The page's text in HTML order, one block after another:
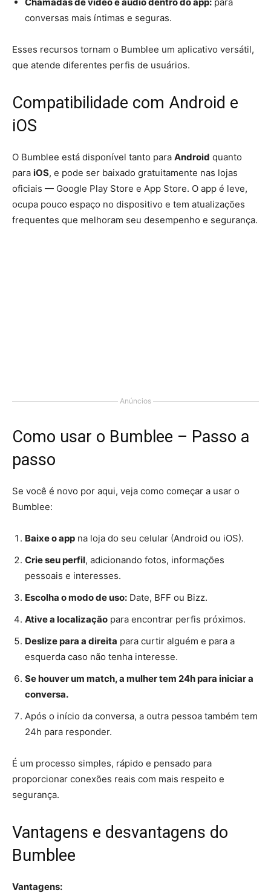
conversas mais íntimas e seguras.
Esses recursos tornam o Bumblee um aplicativo versátil,
que atende diferentes perfis de usuários.
Compatibilidade com Android e
iOS
O Bumblee está disponível tanto para Android quanto
para iOS, e pode ser baixado gratuitamente nas lojas
oficiais — Google Play Store e App Store. O app é leve,
ocupa pouco espaço no dispositivo e tem atualizações
frequentes que melhoram seu desempenho e segurança.
Anúncios
Como usar o Bumblee – Passo a
passo
Se você é novo por aqui, veja como começar a usar o
Bumblee:
Baixe o app na loja do seu celular (Android ou iOS).
Crie seu perfil, adicionando fotos, informações
pessoais e interesses.
Escolha o modo de uso: Date, BFF ou Bizz.
Ative a localização para encontrar perfis próximos.
Deslize para a direita para curtir alguém e para a
esquerda caso não tenha interesse.
Se houver um match, a mulher tem 24h para iniciar a
conversa.
Após o início da conversa, a outra pessoa também tem
24h para responder.
É um processo simples, rápido e pensado para
proporcionar conexões reais com mais respeito e
segurança.
Vantagens e desvantagens do
Bumblee
Vantagens: